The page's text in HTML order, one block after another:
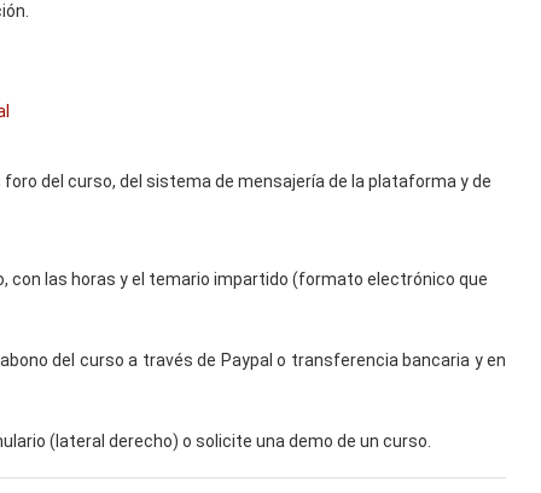
del curso, del sistema de mensajería de la plataforma y de
con las horas y el temario impartido (formato electrónico que
del curso a través de Paypal o transferencia bancaria y en
(lateral derecho) o solicite una demo de un curso.